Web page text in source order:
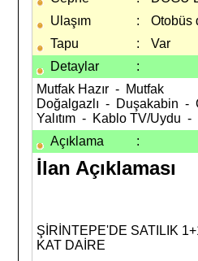
Ulaşım
:
Otobüs
Tapu
:
Var
Detaylar
:
Mutfak Hazır - Mutfak
Doğalgazlı - Duşakabin -
Yalıtım - Kablo TV/Uydu
Açıklama
:
İlan Açıklaması
ŞİRİNTEPE'DE SATILIK
KAT DAİRE